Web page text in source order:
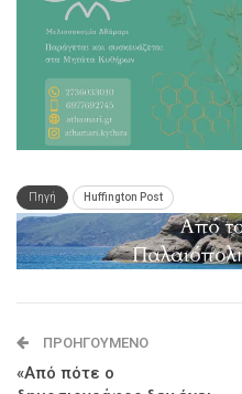
Πηγή Huffington Post
ΠΡΟΗΓΟΎΜΕΝΟ
«Από πότε ο